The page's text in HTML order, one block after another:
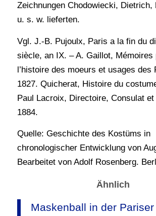
Zeichnungen Chodowiecki, Dietrich,
u. s. w. lieferten.
Vgl. J.-B. Pujoulx, Paris a la fin du
siècle, an IX. – A. Gaillot, Mémoires
l’histoire des moeurs et usages des
1827. Quicherat, Histoire du
Paul Lacroix, Directoire, Consulat
1884.
Quelle: Geschichte des Kostüms in
chronologischer Entwicklung von
Bearbeitet von Adolf Rosenberg.
Ähnlich
Maskenball in der Pariser